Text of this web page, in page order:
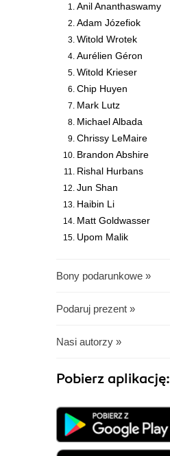
Anil Ananthaswamy
Adam Józefiok
Witold Wrotek
Aurélien Géron
Witold Krieser
Chip Huyen
Mark Lutz
Michael Albada
Chrissy LeMaire
Brandon Abshire
Rishal Hurbans
Jun Shan
Haibin Li
Matt Goldwasser
Upom Malik
Bony podarunkowe »
Podaruj prezent »
Nasi autorzy »
Pobierz aplikację: